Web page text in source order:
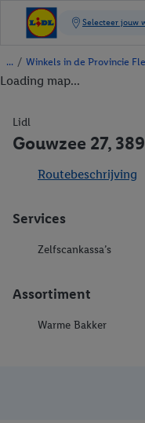
/ Winkels in de Provincie
Loading map...
Lidl
Gouwzee 27,
Routebeschrijving
Services
Zelfscankassa’s
Assortiment
Warme Bakker